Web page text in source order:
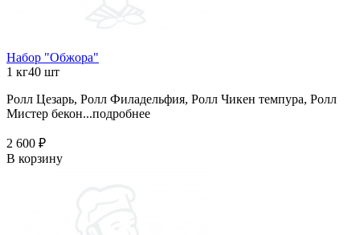
Набор "Обжора"
1 кг40 шт
Ролл Цезарь, Ролл Филадельфия, Ролл Чикен темпура, Ролл
Мистер бекон...подробнее
2 600 ₽
В корзину